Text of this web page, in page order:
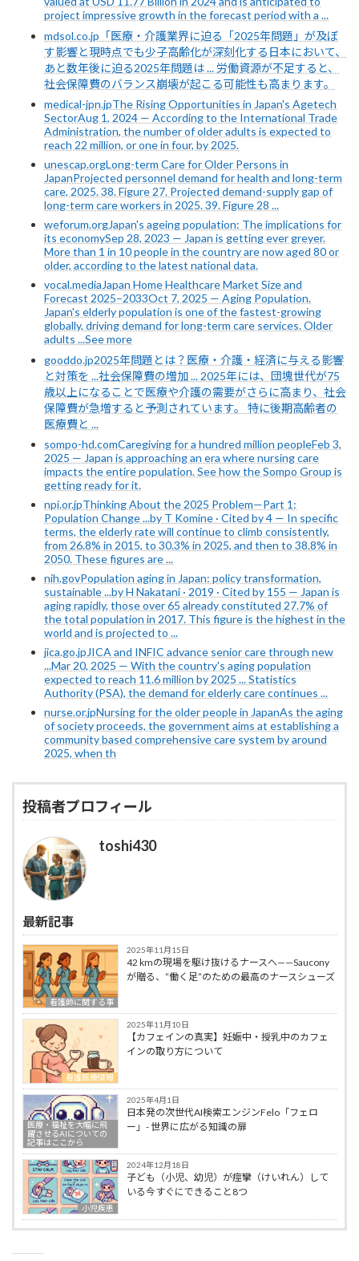
project impressive growth in the forecast period with a ...
mdsol.co.jp「医療・介護業界に迫る「2025年問題」が及ぼ
す影響と現時点でも少子高齢化が深刻化する日本において、
あと数年後に迫る2025年問題は ... 労働資源が不足すると、
社会保障費のバランス崩壊が起こる可能性も高まります。
medical-jpn.jpThe Rising Opportunities in Japan's Agetech
SectorAug 1, 2024 — According to the International Trade
Administration, the number of older adults is expected to
reach 22 million, or one in four, by 2025.
unescap.orgLong-term Care for Older Persons in
JapanProjected personnel demand for health and long-term
care, 2025. 38. Figure 27. Projected demand-supply gap of
long-term care workers in 2025. 39. Figure 28 ...
weforum.orgJapan's ageing population: The implications for
its economySep 28, 2023 — Japan is getting ever greyer.
More than 1 in 10 people in the country are now aged 80 or
older, according to the latest national data.
vocal.mediaJapan Home Healthcare Market Size and
Forecast 2025–2033Oct 7, 2025 — Aging Population.
Japan's elderly population is one of the fastest-growing
globally, driving demand for long-term care services. Older
adults ...See more
gooddo.jp2025年問題とは？医療・介護・経済に与える影響
と対策を ...社会保障費の増加 ... 2025年には、団塊世代が75
歳以上になることで医療や介護の需要がさらに高まり、社会
保障費が急増すると予測されています。 特に後期高齢者の
医療費と ...
sompo-hd.comCaregiving for a hundred million peopleFeb 3,
2025 — Japan is approaching an era where nursing care
impacts the entire population. See how the Sompo Group is
getting ready for it.
npi.or.jpThinking About the 2025 Problem—Part 1:
Population Change ...by T Komine · Cited by 4 — In specific
terms, the elderly rate will continue to climb consistently,
from 26.8% in 2015, to 30.3% in 2025, and then to 38.8% in
2050. These figures are ...
nih.govPopulation aging in Japan: policy transformation,
sustainable ...by H Nakatani · 2019 · Cited by 155 — Japan is
aging rapidly, those over 65 already constituted 27.7% of
the total population in 2017. This figure is the highest in the
world and is projected to ...
jica.go.jpJICA and INFIC advance senior care through new
...Mar 20, 2025 — With the country's aging population
expected to reach 11.6 million by 2025 ... Statistics
Authority (PSA), the demand for elderly care continues ...
nurse.or.jpNursing for the older people in JapanAs the aging
of society proceeds, the government aims at establishing a
community based comprehensive care system by around
2025, when th
投稿者プロフィール
toshi430
最新記事
看護師に関する事
2025年11月15日
42 kmの現場を駆け抜けるナースへ——Saucony
が贈る、“働く足”のための最高のナースシューズ
看護医療情報
2025年11月10日
【カフェインの真実】妊娠中・授乳中のカフェ
インの取り方について
医療・福祉を大幅に飛
躍させるAIについての
記事はここから
2025年4月1日
日本発の次世代AI検索エンジンFelo「フェロ
ー」- 世界に広がる知識の扉
小児疾患
2024年12月18日
子ども（小児、幼児）が痙攣（けいれん）して
いる今すぐにできること8つ